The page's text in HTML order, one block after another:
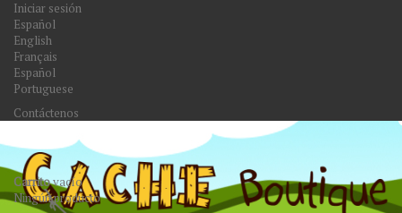
Iniciar sesión
Español
English
Français
Español
Portuguese
Contáctenos
Carritovacío
Ningún producto